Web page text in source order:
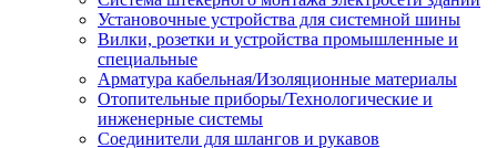
Установочные устройства для системной шины
Вилки, розетки и устройства промышленные и
специальные
Арматура кабельная/Изоляционные материалы
Отопительные приборы/Технологические и
инженерные системы
Соединители для шлангов и рукавов